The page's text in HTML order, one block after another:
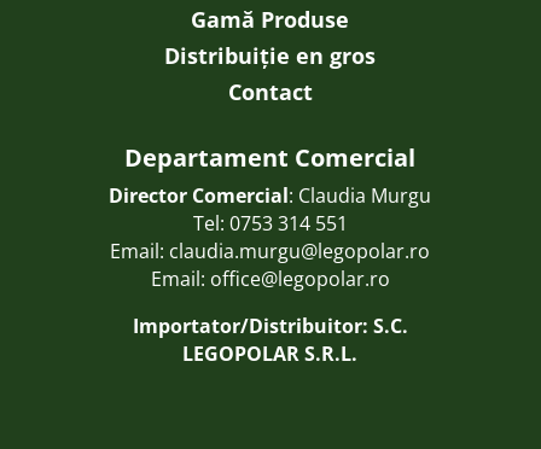
Gamă Produse
Distribuiție en gros
Contact
Departament Comercial
Director Comercial: Claudia Murgu
Tel: 0753 314 551
Email: claudia.murgu@legopolar.ro
Email: office@legopolar.ro
Importator/Distribuitor: S.C.
LEGOPOLAR S.R.L.